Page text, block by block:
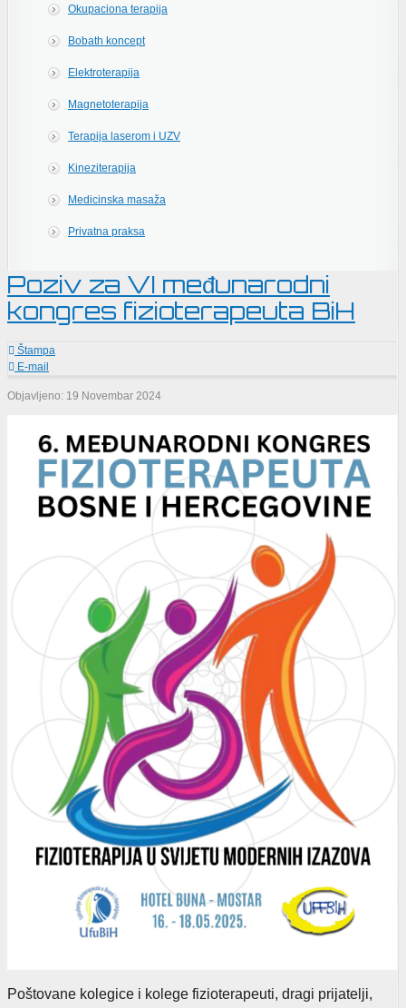
Okupaciona terapija
Bobath koncept
Elektroterapija
Magnetoterapija
Terapija laserom i UZV
Kineziterapija
Medicinska masaža
Privatna praksa
Poziv za VI međunarodni
kongres fizioterapeuta BiH
Štampa
E-mail
Objavljeno: 19 Novembar 2024
Poštovane kolegice i kolege fizioterapeuti, dragi prijatelji,